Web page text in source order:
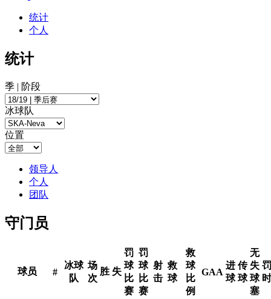
统计
个人
统计
季 | 阶段
冰球队
位置
领导人
个人
团队
守门员
球员 #
冰球
队
场
次
胜 失
罚
球
比
赛
罚
球
比
赛
射
击
救
球
救
球
比
例
GAA
进
球
传
球
无
失
球
塞
罚
时